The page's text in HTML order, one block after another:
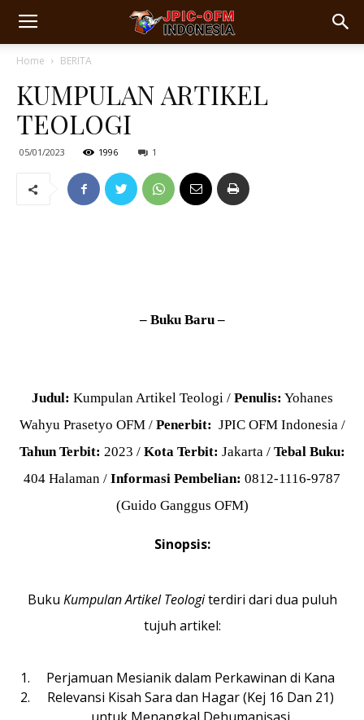
Home BERITA
KUMPULAN ARTIKEL
TEOLOGI
05/01/2023 1996 1
– Buku Baru –
Judul: Kumpulan Artikel Teologi / Penulis: Yohanes
Wahyu Prasetyo OFM / Penerbit: JPIC OFM Indonesia /
Tahun Terbit: 2023 / Kota Terbit: Jakarta / Tebal Buku:
404 Halaman / Informasi Pembelian: 0812-1116-9787
(Guido Ganggus OFM)
Sinopsis:
Buku Kumpulan ArtikelTeologiterdiri dari dua puluh
tujuh artikel:
Perjamuan Mesianik dalam Perkawinan di Kana
Relevansi Kisah Sara dan Hagar (Kej 16 Dan 21)